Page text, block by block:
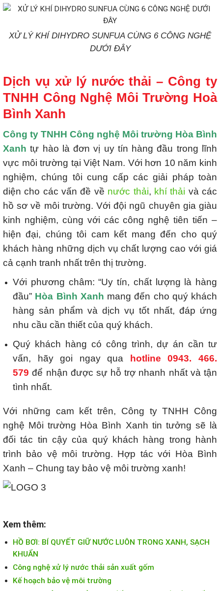
XỬ LÝ KHÍ DIHYDRO SUNFUA CÙNG 6 CÔNG NGHỆ
DƯỚI ĐÂY
Dịch vụ xử lý nước thải – Công ty
TNHH Công Nghệ Môi Trường Hoà
Bình Xanh
Công ty TNHH Công nghệ Môi trường Hòa Bình
Xanh tự hào là đơn vị uy tín hàng đầu trong lĩnh
vực môi trường tại Việt Nam. Với hơn 10 năm kinh
nghiệm, chúng tôi cung cấp các giải pháp toàn
diện cho các vấn đề về nước thải, khí thải và các
hồ sơ về môi trường. Với đội ngũ chuyên gia giàu
kinh nghiệm, cùng với các công nghệ tiên tiến –
hiện đại, chúng tôi cam kết mang đến cho quý
khách hàng những dịch vụ chất lượng cao với giá
cả cạnh tranh nhất trên thị trường.
Với phương châm: “Uy tín, chất lượng là hàng
đầu” Hòa Bình Xanh mang đến cho quý khách
hàng sản phẩm và dịch vụ tốt nhất, đáp ứng
nhu cầu cần thiết của quý khách.
Quý khách hàng có công trình, dự án cần tư
vấn, hãy goi ngay qua hotline 0943. 466.
579 để nhận được sự hỗ trợ nhanh nhất và tận
tình nhất.
Với những cam kết trên, Công ty TNHH Công
nghệ Môi trường Hòa Bình Xanh tin tưởng sẽ là
đối tác tin cậy của quý khách hàng trong hành
trình bảo vệ môi trường. Hợp tác với Hòa Bình
Xanh – Chung tay bảo vệ môi trường xanh!
Xem thêm:
HỒ BƠI: BÍ QUYẾT GIỮ NƯỚC LUÔN TRONG XANH, SẠCH
KHUẨN
Công nghệ xử lý nước thải sản xuất gốm
Kế hoạch bảo vệ môi trường